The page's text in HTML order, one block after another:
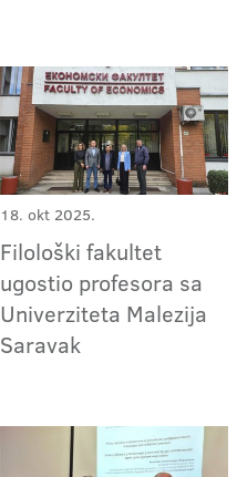
18. okt 2025.
Filološki fakultet
ugostio profesora sa
Univerziteta Malezija
Saravak